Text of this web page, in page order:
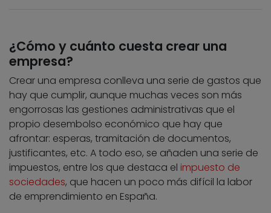
¿Cómo y cuánto cuesta crear una
empresa?
Crear una empresa conlleva una serie de gastos que
hay que cumplir, aunque muchas veces son más
engorrosas las gestiones administrativas que el
propio desembolso económico que hay que
afrontar: esperas, tramitación de documentos,
justificantes, etc. A todo eso, se añaden una serie de
impuestos, entre los que destaca el impuesto de
sociedades, que hacen un poco más difícil la labor
de emprendimiento en España.